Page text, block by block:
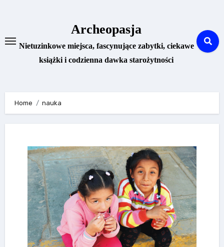
Archeopasja
Nietuzinkowe miejsca, fascynujące zabytki, ciekawe
książki i codzienna dawka starożytności
Home nauka